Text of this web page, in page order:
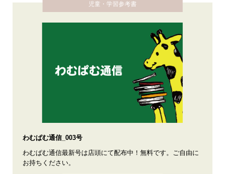
児童・学習参考書
わむぱむ通信_003号
わむぱむ通信最新号は店頭にて配布中！無料です。ご自由に
お持ちください。